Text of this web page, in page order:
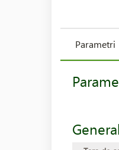
Parametri
General